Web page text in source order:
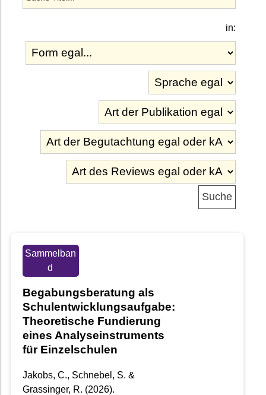
in:
Sammelban
d
Begabungsberatung als
Schulentwicklungsaufgabe:
Theoretische Fundierung
eines Analyseinstruments
für Einzelschulen
Jakobs, C., Schnebel, S. &
Grassinger, R. (2026).